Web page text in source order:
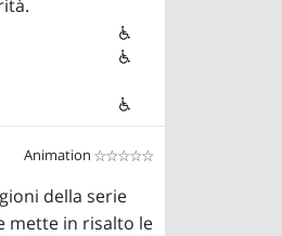
Animation 

della serie
mette in risalto le